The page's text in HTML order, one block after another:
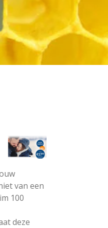
van een
100
deze